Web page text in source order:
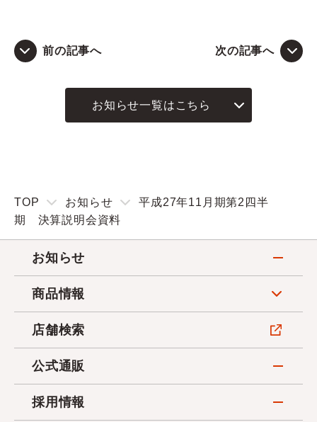
前の記事へ 次の記事へ
お知らせ一覧はこちら
TOP お知らせ
平成27年11月期第2四半
期 決算説明会資料
お知らせ
商品情報
店舗検索
公式通販
採用情報